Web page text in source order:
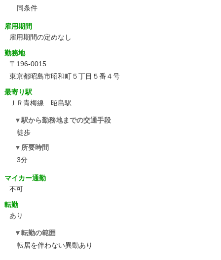
同条件
雇用期間
雇用期間の定めなし
勤務地
〒196-0015
東京都昭島市昭和町５丁目５番４号
最寄り駅
ＪＲ青梅線 昭島駅
駅から勤務地までの交通手段
徒歩
所要時間
3分
マイカー通勤
不可
転勤
あり
転勤の範囲
転居を伴わない異動あり